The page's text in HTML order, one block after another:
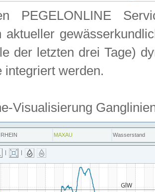
PEGELONLINE
aktueller
der letzten drei Tage)
integriert werden.
Visualisierung